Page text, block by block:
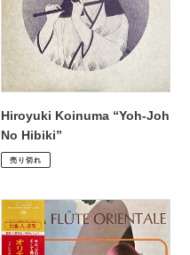
Hibiki”
Hiroyuki Koinuma “Yoh-Joh
No Hibiki”
通
常
格
¥1,980
売り切れ
Hmaoui
Abd
El